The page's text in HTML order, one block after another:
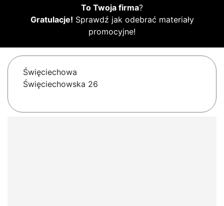
To Twoja firma?
Gratulacje! Sprawdź jak odebrać materiały
promocyjne!
Święciechowa
Święciechowska 26